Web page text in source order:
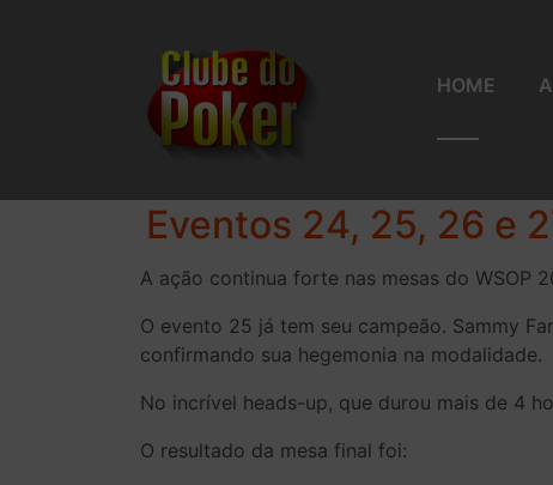
HOME
Eventos 24, 25, 26 e
A ação continua forte nas mesas do WSOP
O evento 25 já tem seu campeão. Sammy
confirmando sua hegemonia na modalidade.
No incrível heads-up, que durou mais de 4
O resultado da mesa final foi: